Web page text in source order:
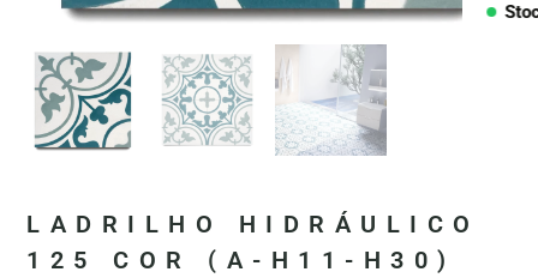
LADRILHO HIDRÁULICO
125 COR (A-H11-H30)